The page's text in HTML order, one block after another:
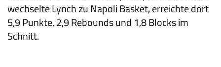
wechselte Lynch zu Napoli Basket, erreichte dort
5,9 Punkte, 2,9 Rebounds und 1,8 Blocks im
Schnitt.